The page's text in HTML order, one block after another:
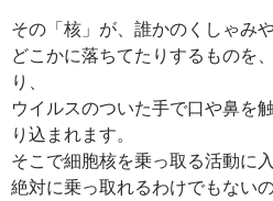
その「核」が、誰かのくしゃみ
どこかに落ちてたりするものを
り、
ウイルスのついた手で口や鼻を
り込まれます。
そこで細胞核を乗っ取る活動に
絶対に乗っ取れるわけでもない